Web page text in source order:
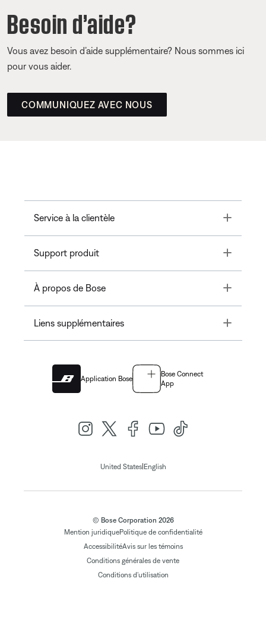
Besoin d’aide?
Vous avez besoin d’aide supplémentaire? Nous sommes ici
pour vous aider.
COMMUNIQUEZ AVEC NOUS
Service à la clientèle Toggle
Support produit Toggle
À propos de Bose Toggle
Liens supplémentaires Toggle
Application Bose
Bose Connect
App
United States| English
© Bose Corporation 2026
Mention juridiquePolitique de confidentialité
AccessibilitéAvis sur les témoins
Conditions générales de vente
Conditions d'utilisation